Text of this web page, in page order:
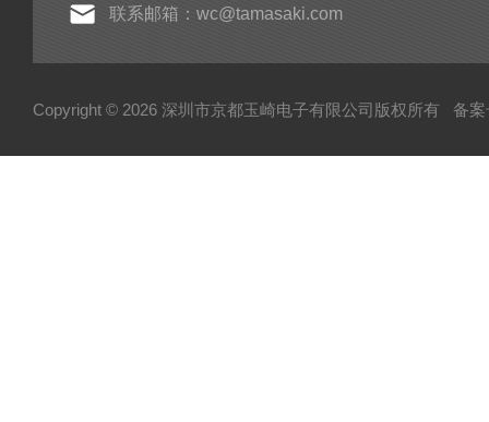
联系邮箱：wc@tamasaki.com
Copyright © 2026 深圳市京都玉崎电子有限公司版权所有 备案